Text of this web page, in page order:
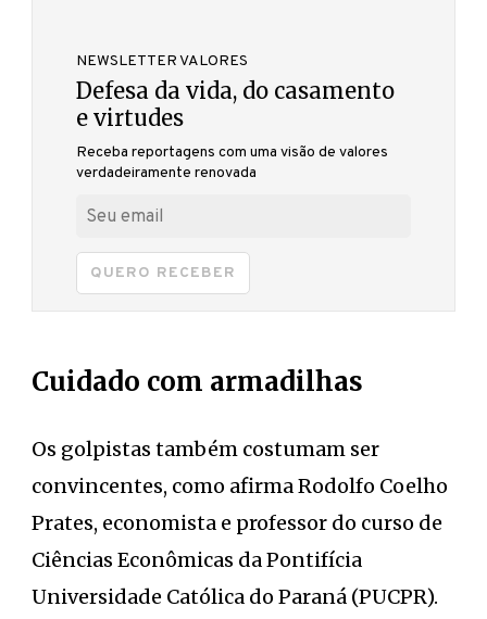
NEWSLETTER VALORES
Defesa da vida, do casamento
e virtudes
Receba reportagens com uma visão de valores
verdadeiramente renovada
QUERO RECEBER
Cuidado com armadilhas
Os golpistas também costumam ser
convincentes, como afirma Rodolfo Coelho
Prates, economista e professor do curso de
Ciências Econômicas da Pontifícia
Universidade Católica do Paraná (PUCPR).